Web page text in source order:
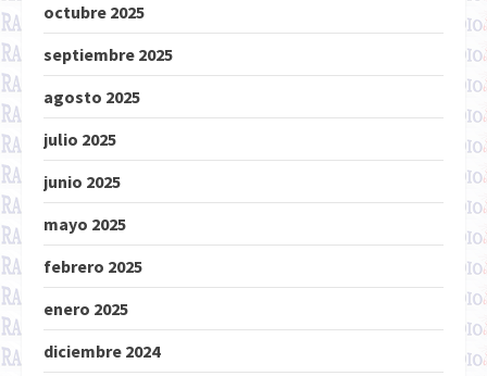
octubre 2025
septiembre 2025
agosto 2025
julio 2025
junio 2025
mayo 2025
febrero 2025
enero 2025
diciembre 2024